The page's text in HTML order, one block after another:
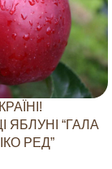
ЯБЛУНІ “ГАЛА
РЕД”